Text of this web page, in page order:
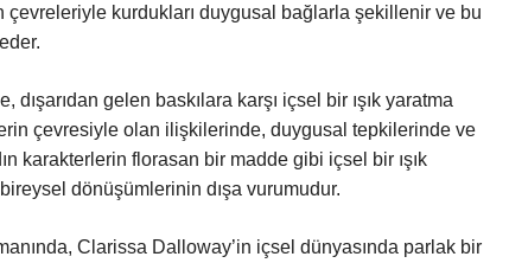
kurdukları duygusal bağlarla şekillenir ve bu
dışarıdan gelen baskılara karşı içsel bir ışık yaratma
çevresiyle olan ilişkilerinde, duygusal tepkilerinde ve
karakterlerin florasan bir madde gibi içsel bir ışık
dönüşümlerinin dışa vurumudur.
Clarissa Dalloway’in içsel dünyasında parlak bir